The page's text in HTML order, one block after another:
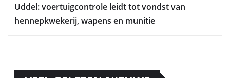
Uddel: voertuigcontrole leidt tot vondst van
hennepkwekerij, wapens en munitie